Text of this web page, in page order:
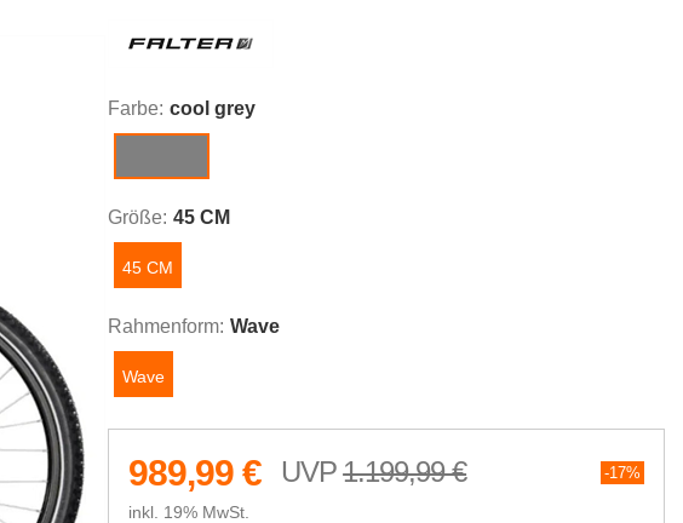
Farbe: cool grey
Größe: 45 CM
45 CM
Rahmenform: Wave
Wave
1.199,99 € 17%
989,99 €
inkl. 19% MwSt.